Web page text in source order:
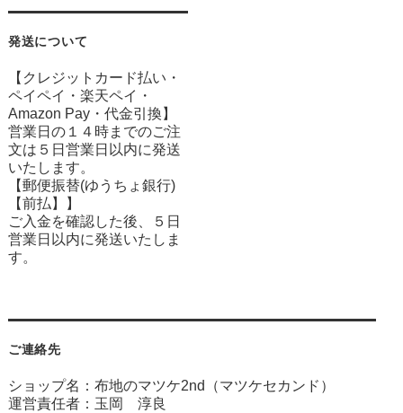
発送について
【クレジットカード払い・
ペイペイ・楽天ペイ・
Amazon Pay・ 代金引換】
営業日の１４時までのご注
文は５日営業日以内に発送
いたします。
【郵便振替(ゆうちょ銀行)
【前払】】
ご入金を確認した後、５日
営業日以内に発送いたしま
す。
ご連絡先
ショップ名：布地のマツケ2nd（マツケセカンド）
運営責任者：玉岡 淳良